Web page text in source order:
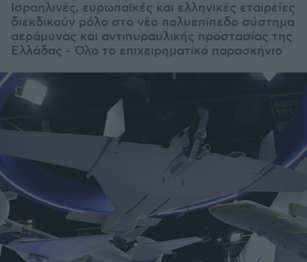
Ισραηλινές, ευρωπαϊκές και ελληνικές εταιρείες
διεκδικούν ρόλο στο νέο πολυεπίπεδο σύστημα
αεράμυνας και αντιπυραυλικής προστασίας της
Ελλάδας - Όλο το επιχειρηματικό παρασκήνιο